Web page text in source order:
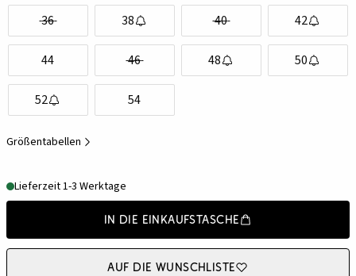
36 38 40 42
44 46 48 50
52 54
Größentabellen
Lieferzeit 1-3 Werktage
In die Einkaufstasche
Auf die Wunschliste